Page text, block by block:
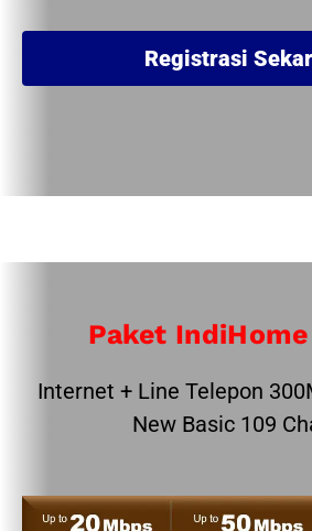
Registrasi
Paket
Internet + Line Telepon
New Basic 109